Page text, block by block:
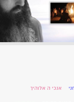
אנכי ה אלוהיך